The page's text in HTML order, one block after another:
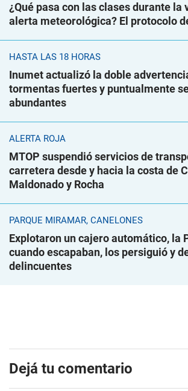
¿Qué pasa con las clases durante la
alerta meteorológica? El protocolo
HASTA LAS 18 HORAS
Inumet actualizó la doble
tormentas fuertes y puntualmente
abundantes
ALERTA ROJA
MTOP suspendió servicios de
carretera desde y hacia la costa de
Maldonado y Rocha
PARQUE MIRAMAR, CANELONES
Explotaron un cajero automático, la
cuando escapaban, los persiguió y
delincuentes
Dejá tu comentario